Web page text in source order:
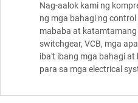
Nag-aalok kami ng
ng mga bahagi ng
mababa at katamtamang
switchgear, VCB, mga
iba't ibang mga bahagi at
para sa mga electrical